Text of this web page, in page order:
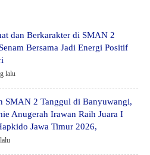
dan Berkarakter di SMAN 2
Bersama Jadi Energi Positif
lalu
SMAN 2 Tanggul di Banyuwangi,
Anugerah Irawan Raih Juara I
Jawa Timur 2026,